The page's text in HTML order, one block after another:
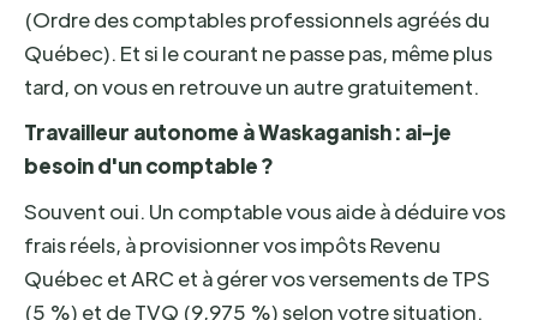
(Ordre des comptables professionnels agréés du
Québec). Et si le courant ne passe pas, même plus
tard, on vous en retrouve un autre gratuitement.
Travailleur autonome à Waskaganish : ai-je
besoin d'un comptable ?
Souvent oui. Un comptable vous aide à déduire vos
frais réels, à provisionner vos impôts Revenu
Québec et ARC et à gérer vos versements de TPS
(5 %) et de TVQ (9,975 %) selon votre situation.